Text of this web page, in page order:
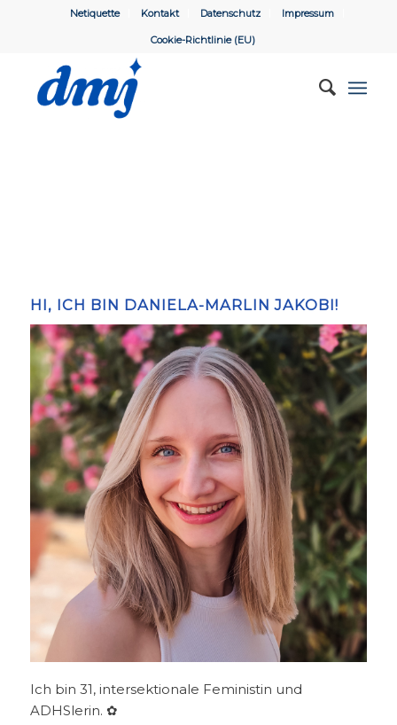
Netiquette Kontakt Datenschutz Impressum
Cookie-Richtlinie (EU)
HI, ICH BIN DANIELA-MARLIN JAKOBI!
Ich bin 31, intersektionale Feministin und
ADHSlerin. ✿